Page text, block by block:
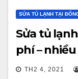
SỬA TỦ LẠNH TẠI
Sửa tủ
phí –
TH2 4, 2021